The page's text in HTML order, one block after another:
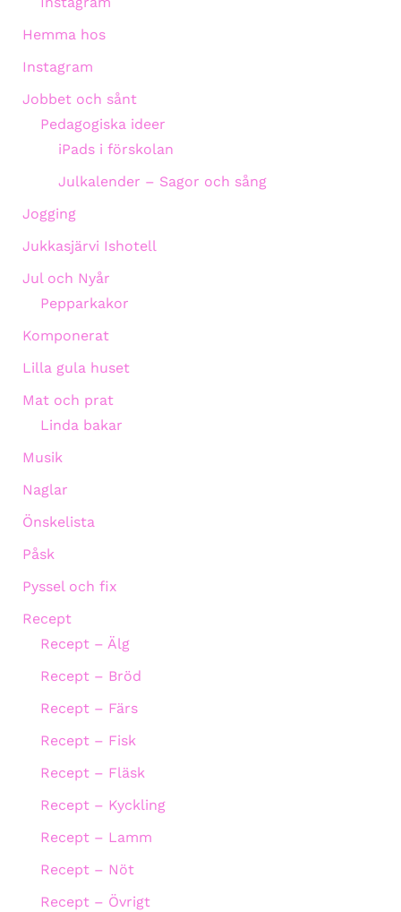
Hemma hos
Instagram
Jobbet och sånt
Pedagogiska ideer
iPads i förskolan
Julkalender – Sagor och sång
Jogging
Jukkasjärvi Ishotell
Jul och Nyår
Pepparkakor
Komponerat
Lilla gula huset
Mat och prat
Linda bakar
Musik
Naglar
Önskelista
Påsk
Pyssel och fix
Recept
Recept – Älg
Recept – Bröd
Recept – Färs
Recept – Fisk
Recept – Fläsk
Recept – Kyckling
Recept – Lamm
Recept – Nöt
Recept – Övrigt